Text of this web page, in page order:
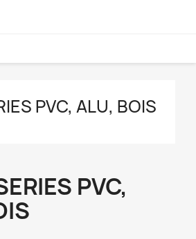
PVC, ALU, BOIS
PVC,